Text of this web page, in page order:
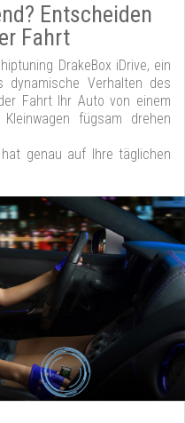
Entscheiden
Fahrt
DrakeBox iDrive, ein
Verhalten des
Fahrt Ihr Auto von einem
fügsam drehen
genau auf Ihre täglichen